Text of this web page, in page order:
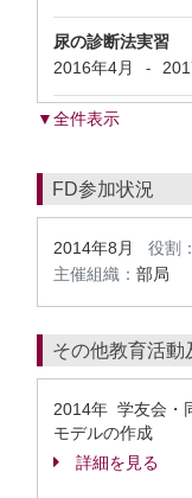
尿の診断法実習
2016年4月
-
▼全件表示
FD参加状況
2014年8月 役割：
主催組織： 部局
その他教育活動
2014年 学友会・
モデルの作成
詳細を見る